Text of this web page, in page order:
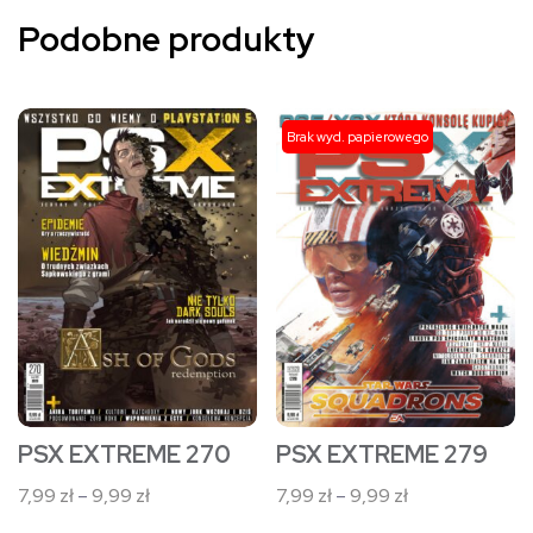
Podobne produkty
Ten
produkt
ma
wiele
wariantów.
Opcje
można
wybrać
na
stronie
produktu
PSX EXTREME 270
7,99 zł–9,99 złZakres
Ten
produkt
ma
wiele
wariantów.
Opcje
można
wybrać
na
stronie
produktu
PSX EXTREME 279
7,99 zł– 9,99 złZakres
Brak wyd. papierowego